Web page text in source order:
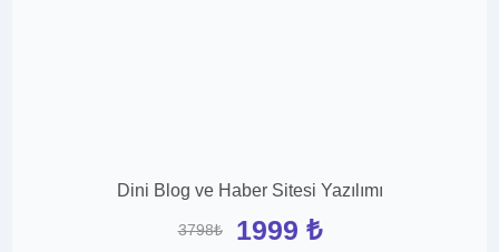
Dini Blog ve Haber Sitesi Yazılımı
3798₺ 1999 ₺